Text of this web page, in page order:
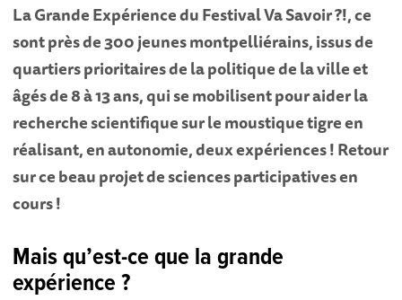
La Grande Expérience du Festival Va Savoir ?!, ce
sont près de 300 jeunes montpelliérains, issus de
quartiers prioritaires de la politique de la ville et
âgés de 8 à 13 ans, qui se mobilisent pour aider la
recherche scientifique sur le moustique tigre en
réalisant, en autonomie, deux expériences ! Retour
sur ce beau projet de sciences participatives en
cours !
Mais qu’est-ce que la grande
expérience ?